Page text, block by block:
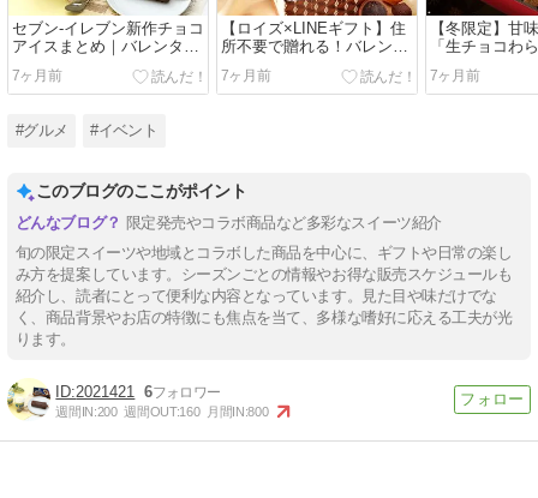
セブン‐イレブン新作チョコ
アイスまとめ｜バレンタイ
ンにおすすめの白いダース
＆生チョコバー
7ヶ月前
【ロイズ×LINEギフト】住
所不要で贈れる！バレンタ
イン限定チョコギフトまと
め
7ヶ月前
【冬限定】甘
「生チョコわ
話題｜予約必
イーツ
7ヶ月前
#グルメ #イベント
このブログのここがポイント
限定発売やコラボ商品など多彩なスイーツ紹介
旬の限定スイーツや地域とコラボした商品を中心に、ギフトや日常の楽し
み方を提案しています。シーズンごとの情報やお得な販売スケジュールも
紹介し、読者にとって便利な内容となっています。見た目や味だけでな
く、商品背景やお店の特徴にも焦点を当て、多様な嗜好に応える工夫が光
ります。
2021421 6
週間IN:200 週間OUT:160 月間IN:800